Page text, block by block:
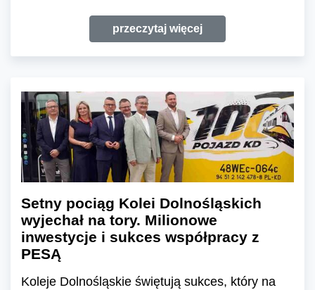
przeczytaj więcej
Setny pociąg Kolei Dolnośląskich
wyjechał na tory. Milionowe
inwestycje i sukces współpracy z
PESĄ
Koleje Dolnośląskie świętują sukces, który na